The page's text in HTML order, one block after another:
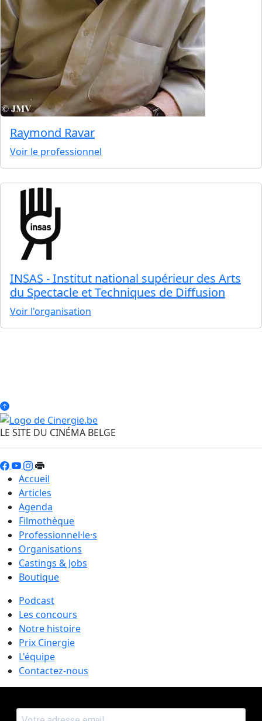
Raymond Ravar
Voir le professionnel
INSAS - Institut national supérieur des Arts
du Spectacle et Techniques de Diffusion
Voir l'organisation
LE SITE DU CINÉMA BELGE
Accueil
Articles
Agenda
Filmothèque
Professionnel·le·s
Organisations
Castings & Jobs
Boutique
Podcast
Les concours
Notre histoire
Prix Cinergie
L'équipe
Contactez-nous